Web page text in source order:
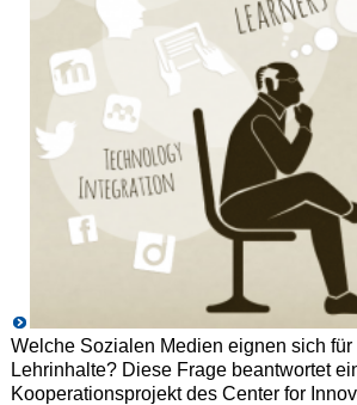
Welche Sozialen Medien eignen sich für
Lehrinhalte? Diese Frage beantwortet
Kooperationsprojekt des Center for